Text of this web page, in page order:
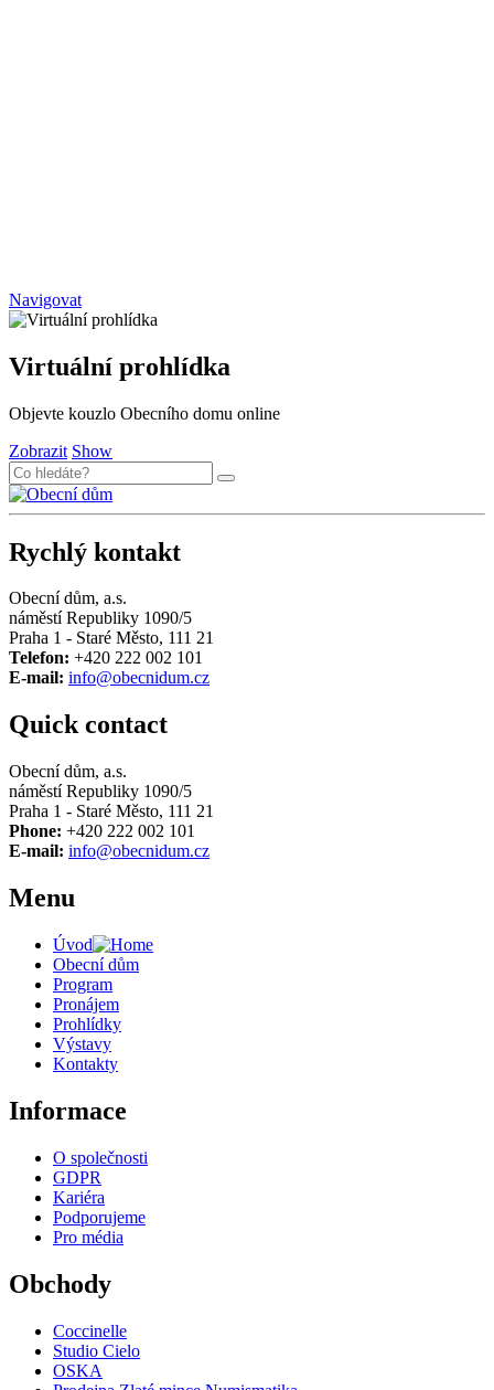
Navigovat
Virtuální prohlídka
Objevte kouzlo Obecního domu online
Zobrazit Show
Rychlý kontakt
Obecní dům, a.s.
náměstí Republiky 1090/5
Praha 1 - Staré Město, 111 21
Telefon: +420 222 002 101
E-mail: info@obecnidum.cz
Quick contact
Obecní dům, a.s.
náměstí Republiky 1090/5
Praha 1 - Staré Město, 111 21
Phone: +420 222 002 101
E-mail: info@obecnidum.cz
Menu
Úvod
Obecní dům
Program
Pronájem
Prohlídky
Výstavy
Kontakty
Informace
O společnosti
GDPR
Kariéra
Podporujeme
Pro média
Obchody
Coccinelle
Studio Cielo
OSKA